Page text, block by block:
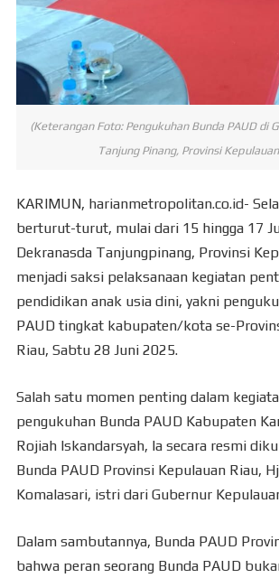
(Keterangan Foto: Pengukuhan Bunda PAUD di
Tanjung Pinang, Provinsi
KARIMUN, harianmetropolitan.co.id-
berturut-turut, mulai dari 15 hingga 17
Dekranasda Tanjungpinang, Provinsi
menjadi saksi pelaksanaan kegiatan
pendidikan anak usia dini, yakni
PAUD tingkat kabupaten/kota se-
Riau, Sabtu 28 Juni 2025.
Salah satu momen penting dalam
pengukuhan Bunda PAUD Kabupaten
Rojiah Iskandarsyah, Ia secara resmi
Bunda PAUD Provinsi Kepulauan Riau,
Komalasari, istri dari Gubernur
Dalam sambutannya, Bunda PAUD
bahwa peran seorang Bunda PAUD